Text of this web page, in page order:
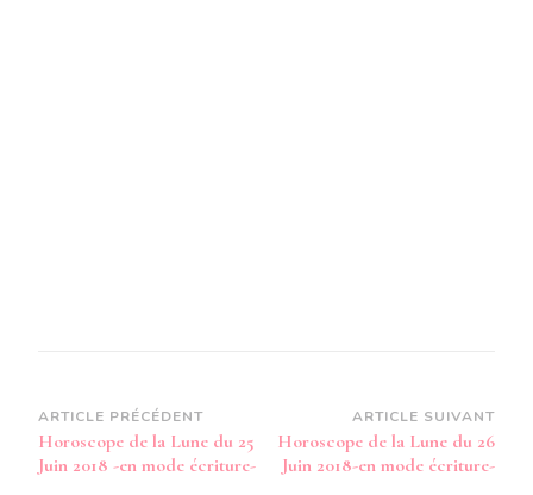
Navigation
d’article
ARTICLE PRÉCÉDENT
Horoscope de la Lune du 25
Juin 2018 -en mode écriture-
ARTICLE SUIVANT
Horoscope de la Lune du 26
Juin 2018-en mode écriture-